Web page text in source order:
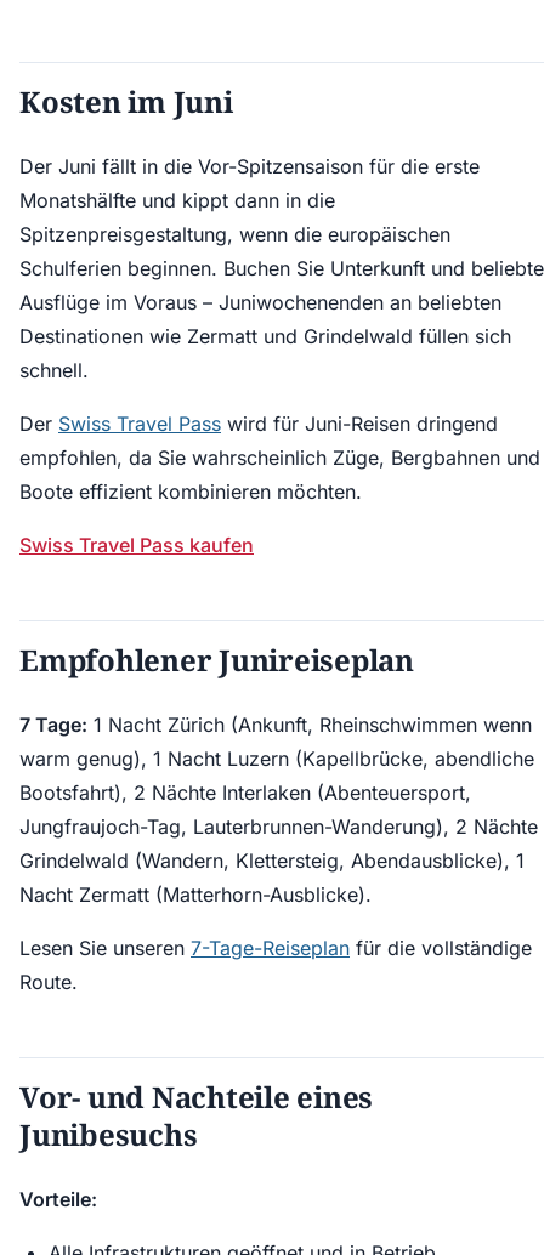
Kosten im Juni
Der Juni fällt in die Vor-Spitzensaison für die erste
Monatshälfte und kippt dann in die
Spitzenpreisgestaltung, wenn die europäischen
Schulferien beginnen. Buchen Sie Unterkunft und beliebte
Ausflüge im Voraus – Juniwochenenden an beliebten
Destinationen wie Zermatt und Grindelwald füllen sich
schnell.
Der Swiss Travel Pass wird für Juni-Reisen dringend
empfohlen, da Sie wahrscheinlich Züge, Bergbahnen und
Boote effizient kombinieren möchten.
Swiss Travel Pass kaufen
Empfohlener Junireiseplan
7 Tage: 1 Nacht Zürich (Ankunft, Rheinschwimmen wenn
warm genug), 1 Nacht Luzern (Kapellbrücke, abendliche
Bootsfahrt), 2 Nächte Interlaken (Abenteuersport,
Jungfraujoch-Tag, Lauterbrunnen-Wanderung), 2 Nächte
Grindelwald (Wandern, Klettersteig, Abendausblicke), 1
Nacht Zermatt (Matterhorn-Ausblicke).
Lesen Sie unseren 7-Tage-Reiseplan für die vollständige
Route.
Vor- und Nachteile eines
Junibesuchs
Vorteile: